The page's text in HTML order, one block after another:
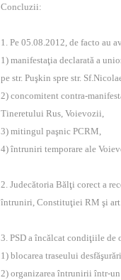
Concluzii:
1. Pe 05.08.2012, de facto au
1) manifestaţia declarată a
pe str. Puşkin spre str.
2) concomitent contra-
Tineretului Rus, Voievozii,
3) mitingul paşnic PCRM,
4) întruniri temporare ale
2. Judecătoria Bălţi corect a
întruniri, Constituţiei RM şi
3. PSD a încălcat condiţiile de
1) blocarea traseului
2) organizarea întrunirii într-un